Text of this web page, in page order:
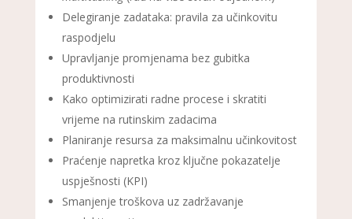
Delegiranje zadataka: pravila za učinkovitu
raspodjelu
Upravljanje promjenama bez gubitka
produktivnosti
Kako optimizirati radne procese i skratiti
vrijeme na rutinskim zadacima
Planiranje resursa za maksimalnu učinkovitost
Praćenje napretka kroz ključne pokazatelje
uspješnosti (KPI)
Smanjenje troškova uz zadržavanje